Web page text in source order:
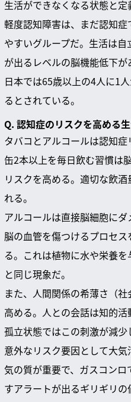
生活ができなくなる状態と定
軽度認知障害は、まだ認知
やすいグループだ。生活は
が出るレベルの脳機能低下が
日本では65歳以上の4人に1
るとされている。
Q. 認知症のリスクを高める
タバコとアルコールは認知
缶2本以上を毎日飲む習慣は
リスクを高める。適切な飲
れる。
アルコールは直接脳細胞にダ
脳の血管を傷つけるプロセ
る。これは植物に水や栄養
と同じ現象だ。
また、人間関係の希薄さ（
高める。人との会話は知的活
孤立状態ではこの刺激が減少
意外なリスク要因として大
気の質が重要で、ガスコン
すアラートが出るギリギリ